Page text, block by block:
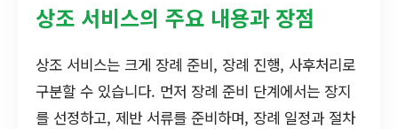
상조 서비스의 주요 내용과 장점
상조 서비스는 크게 장례 준비, 장례 진행, 사후처리로
구분할 수 있습니다. 먼저 장례 준비 단계에서는 장지
를 선정하고, 제반 서류를 준비하며, 장례 일정과 절차